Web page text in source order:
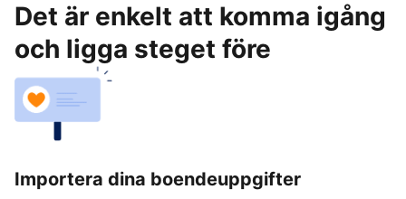
Det är enkelt att komma igång
och ligga steget före
Importera dina boendeuppgifter